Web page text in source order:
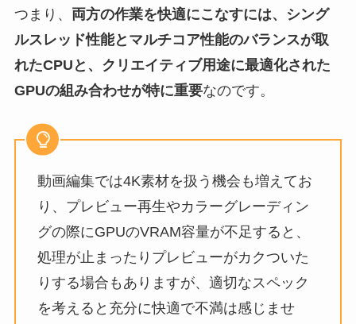
つまり、 両方の作業を快適にこなすには、シング
ルスレッド性能とマルチコア性能のバランスが取
れたCPUと、クリエイティブ用途に最適化された
GPUの組み合わせが特に重要なのです。
動画編集では4K素材を扱う機会も増えてお
り、プレビュー再生やカラーグレーディン
グの際にGPUのVRAM容量が不足すると、
処理が止まったりプレビューがカクついた
りする場合もありますが、適切なスペック
を考えると充分に快適で不満は感じませ